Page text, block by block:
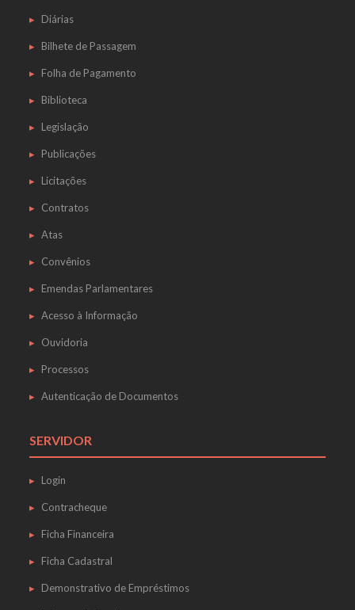
Diárias
Bilhete de Passagem
Folha de Pagamento
Biblioteca
Legislação
Publicações
Licitações
Contratos
Atas
Convênios
Emendas Parlamentares
Acesso à Informação
Ouvidoria
Processos
Autenticação de Documentos
SERVIDOR
Login
Contracheque
Ficha Financeira
Ficha Cadastral
Demonstrativo de Empréstimos